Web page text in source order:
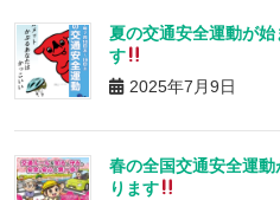
夏の交通安全運動が始
す
2025年7月9日
春の全国交通安全運動
ります